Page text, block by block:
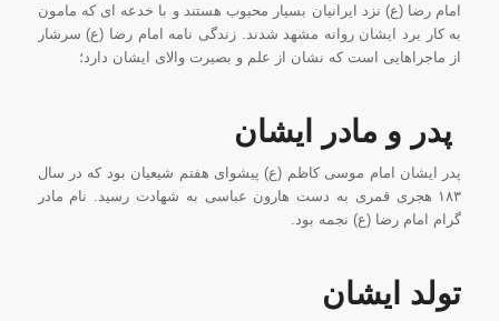
امام رضا (ع) نزد ایرانیان بسیار محبوب هستند و با خدعه ای که مامون
به کار برد ایشان روانه مشهد شدند. زندگی نامه امام رضا (ع) سرشار
از ماجراهایی است که نشان از علم و بصیرت والای ایشان دارد؛
پدر و مادر ایشان
پدر ایشان امام موسی کاظم (ع) پیشوای هفتم شیعیان بود که در سال
۱۸۳ هجری قمری به دست هارون عباسی به شهادت رسید. نام مادر
گرام امام رضا (ع) نجمه بود.
تولد ا یشان